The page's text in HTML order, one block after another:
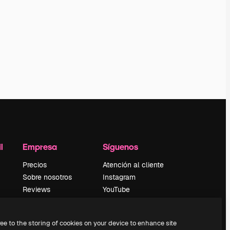
Empresa
Precios
Sobre nosotros
Reviews
búsqueda
Síguenos
Atención al cliente
Instagram
YouTube
Discord
to the storing of cookies on your device to enhance site